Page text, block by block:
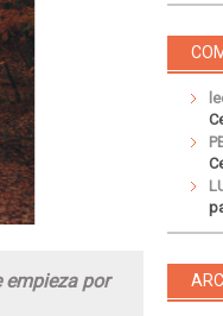
empieza por